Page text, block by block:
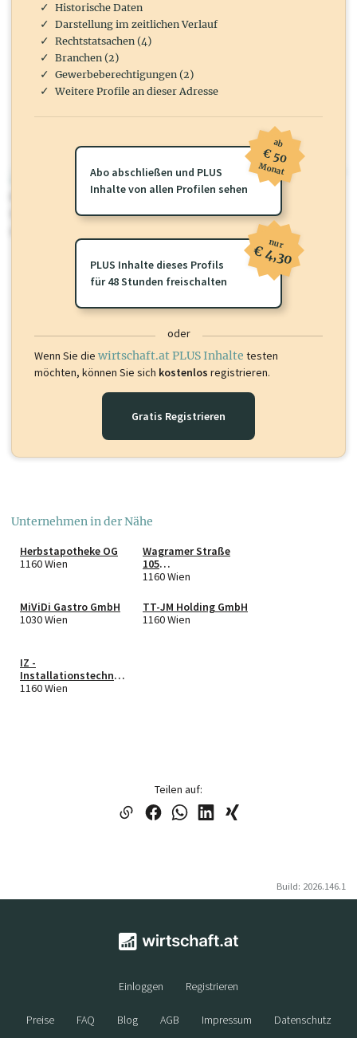
wirtschaft.at PLUS
Für dieses Profil gibt es zusätzlichewirtschaft.at PLUS Inhalte
Sie momentan nicht einsehen können. Schalten Sie dieses Profil frei
oder loggen Sie sich ein um diese Inhalte zu sehen.
Historische Daten
Darstellung im zeitlichen Verlauf
Rechtstatsachen (4)
Branchen (2)
Gewerbeberechtigungen (2)
Weitere Profile an dieser Adresse
Abo abschließen und PLUS
Inhalte von allen Profilen sehen
ab
€ 50
Monat
PLUS Inhalte dieses Profils
für 48 Stunden freischalten
nur
€ 4,30
oder
Wenn Sie die wirtschaft.at PLUS Inhalte testen
möchten, können Sie sich kostenlos registrieren.
Gratis Registrieren
Unternehmen in der Nähe
Herbstapotheke OG
1160 Wien
Wagramer Straße
105
Immobilienentwicklu
1160 Wien
MiViDi Gastro GmbH
1030 Wien
TT-JM Holding GmbH
1160 Wien
IZ -
Installationstechnik
e.U.
1160 Wien
Teilen auf:
Build: 2026.146.1
Einloggen Registrieren
Preise FAQ Blog AGB Impressum Datenschutz